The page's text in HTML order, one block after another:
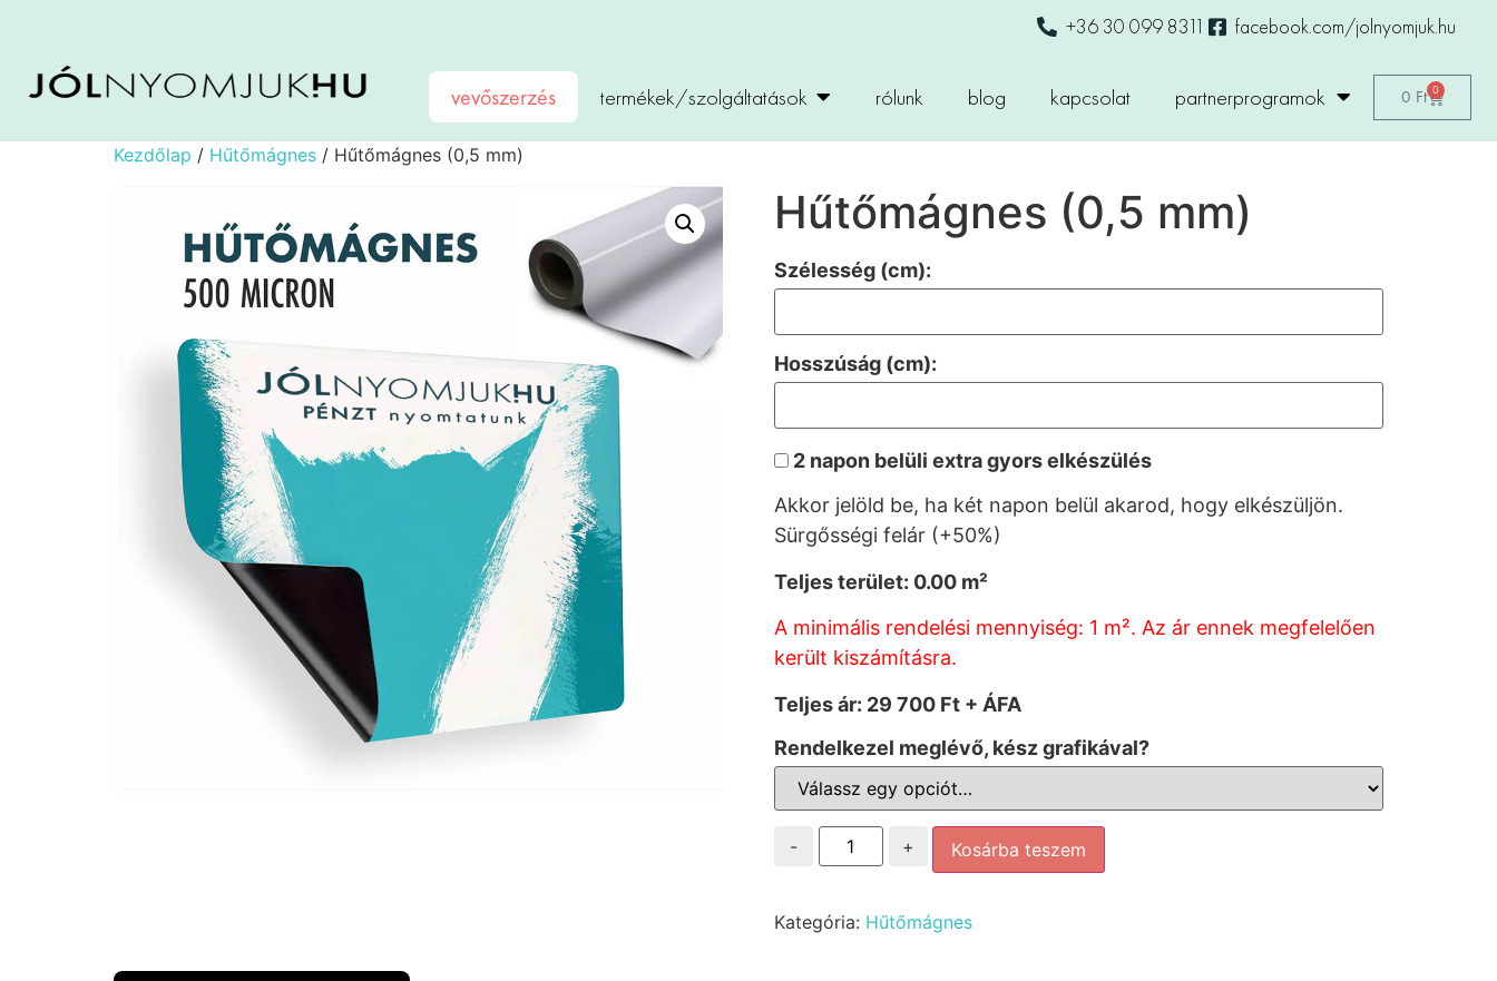
+36 30 099 8311 facebook.com/jolnyomjuk.hu
vevőszerzés termékek/szolgáltatások rólunk blog kapcsolat partnerprogramok 0 Ft 0
Kezdőlap / Hűtőmágnes / Hűtőmágnes (0,5 mm)
Hűtőmágnes (0,5 mm)
Szélesség (cm):
Hosszúság (cm):
2 napon belüli extra gyors elkészülés
Akkor jelöld be, ha két napon belül akarod, hogy elkészüljön.
Sürgősségi felár (+50%)
Teljes terület: 0.00m²
A minimális rendelési mennyiség: 1 m². Az ár ennek megfelelően
került kiszámításra.
Teljes ár: 29 700 Ft + ÁFA
Rendelkezel meglévő, kész grafikával?
- + Kosárba teszem
Kategória: Hűtőmágnes